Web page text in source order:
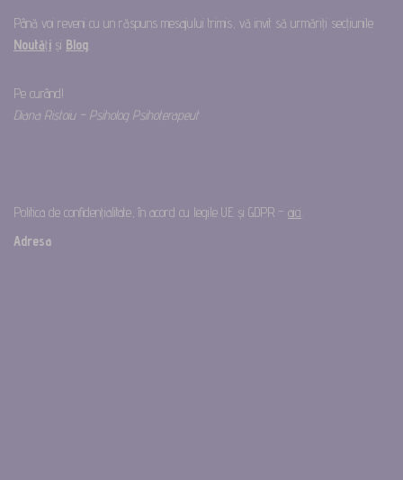
Până voi reveni cu un răspuns mesajului trimis, vă invit să urmăriți secțiunile
Noutăți și Blog
Pe curând!
Diana Ristoiu – Psiholog Psihoterapeut
Politica de confidențialitate, în acord cu legile UE și GDPR – aici
Adresa